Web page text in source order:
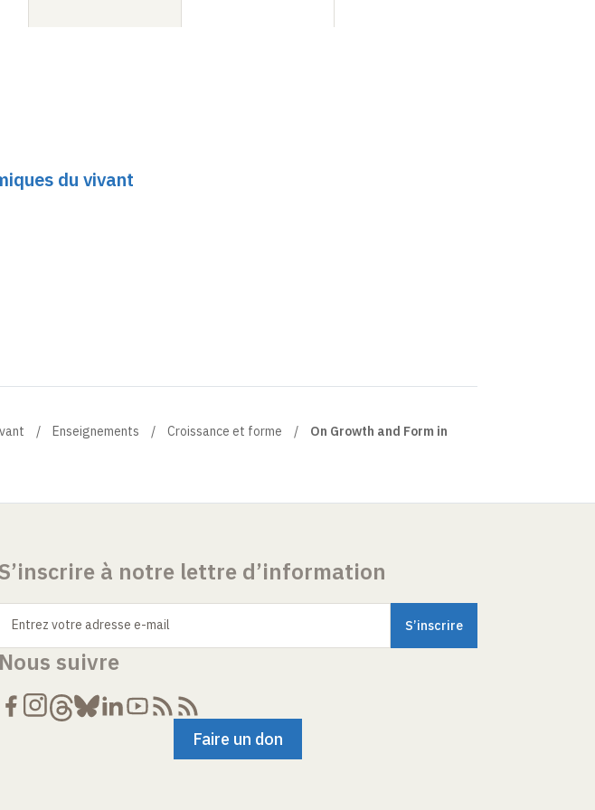
du vivant
Enseignements Croissance et forme On Growth and Form in
à notre lettre d’information
Entrez votre adresse e-mail
suivre
Faire un don